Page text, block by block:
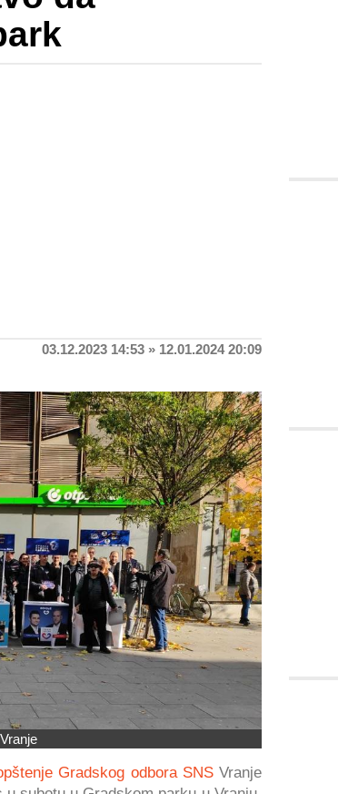
03.12.2023 14:53 » 12.01.2024 20:09
Gradskog odbora SNSVranje